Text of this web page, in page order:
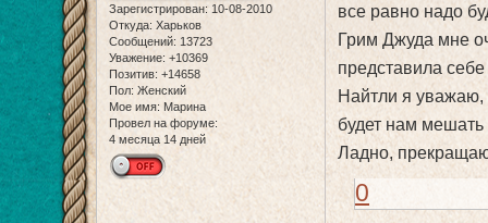
Зарегистрирован: 10-08-2010
Откуда: Харьков
Сообщений: 13723
Уважение: +10369
Позитив: +14658
Пол: Женский
Мое имя: Марина
Провел на форуме:
4 месяца 14 дней
все равно надо
Грим Джуда мне
представила
Найтли я уважаю,
будет нам
Ладно,
0